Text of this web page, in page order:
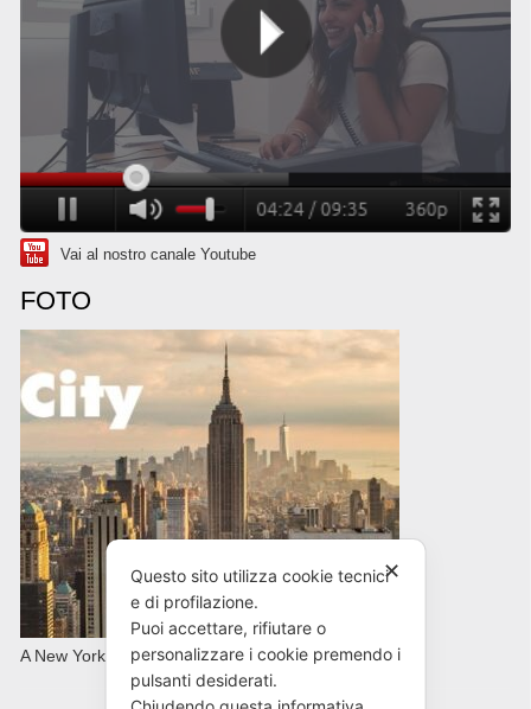
Vai al nostro canale Youtube
FOTO
A New York con AVIS in primavera
✕
Questo sito utilizza cookie tecnici
e di profilazione.
Puoi accettare, rifiutare o
personalizzare i cookie premendo i
pulsanti desiderati.